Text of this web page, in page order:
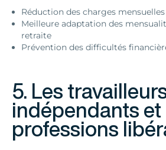
Réduction des charges mensuelles
Meilleure adaptation des
retraite
Prévention des difficultés
5. Les
indépendants et
professions